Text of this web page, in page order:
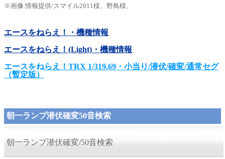
※画像.情報提供/スマイル2011様、野鳥様、
エースをねらえ！・機種情報
エースをねらえ！(Light)・機種情報
エースをねらえ！TRX 1/319.69・小当り/潜伏/確変/通常セグ
（暫定版）
朝一ランプ潜伏確変50音検索
朝一ランプ潜伏確変/50音検索